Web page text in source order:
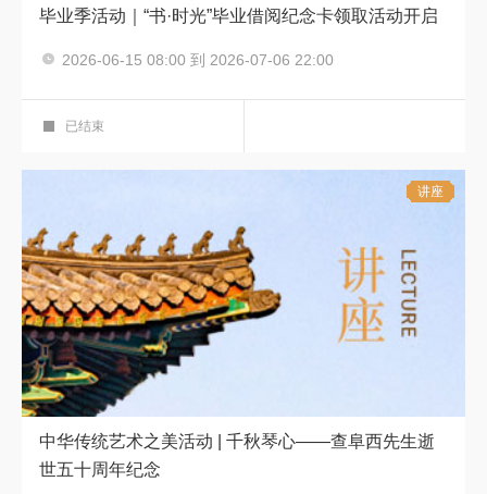
毕业季活动｜“书·时光”毕业借阅纪念卡领取活动开启
2026-06-15 08:00 到 2026-07-06 22:00
通识参阅厅综合服务台旁边
已结束
讲座
中华传统艺术之美活动 | 千秋琴心——查阜西先生逝
世五十周年纪念